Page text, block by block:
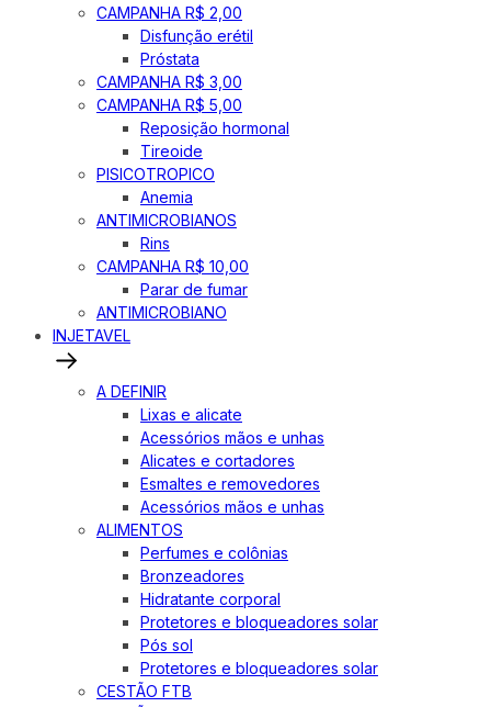
CAMPANHA R$ 2,00
Disfunção erétil
Próstata
CAMPANHA R$ 3,00
CAMPANHA R$ 5,00
Reposição hormonal
Tireoide
PISICOTROPICO
Anemia
ANTIMICROBIANOS
Rins
CAMPANHA R$ 10,00
Parar de fumar
ANTIMICROBIANO
INJETAVEL
A DEFINIR
Lixas e alicate
Acessórios mãos e unhas
Alicates e cortadores
Esmaltes e removedores
Acessórios mãos e unhas
ALIMENTOS
Perfumes e colônias
Bronzeadores
Hidratante corporal
Protetores e bloqueadores solar
Pós sol
Protetores e bloqueadores solar
CESTÃO FTB